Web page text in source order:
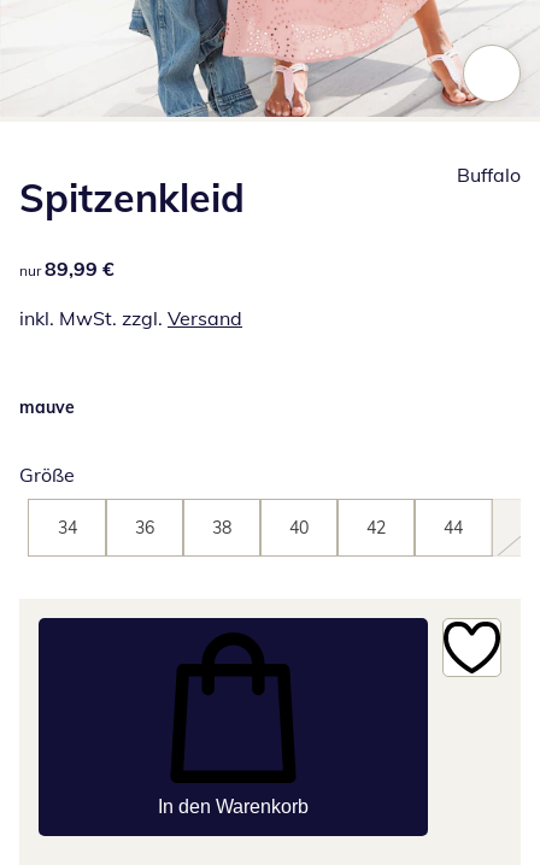
Spitzenkleid
89,99 €
nur 89,99 €
inkl. MwSt. zzgl. Versand
Buffalo
mauve
Größe
34 36 38 40 42 44
In den Warenkorb